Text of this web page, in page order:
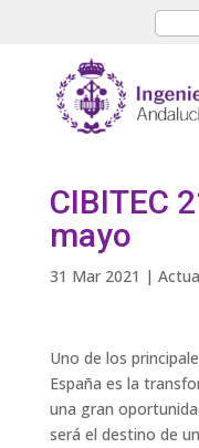
CIBITEC
mayo
31 Mar 2021 |
Uno de los
España es la
una gran
será el destino de